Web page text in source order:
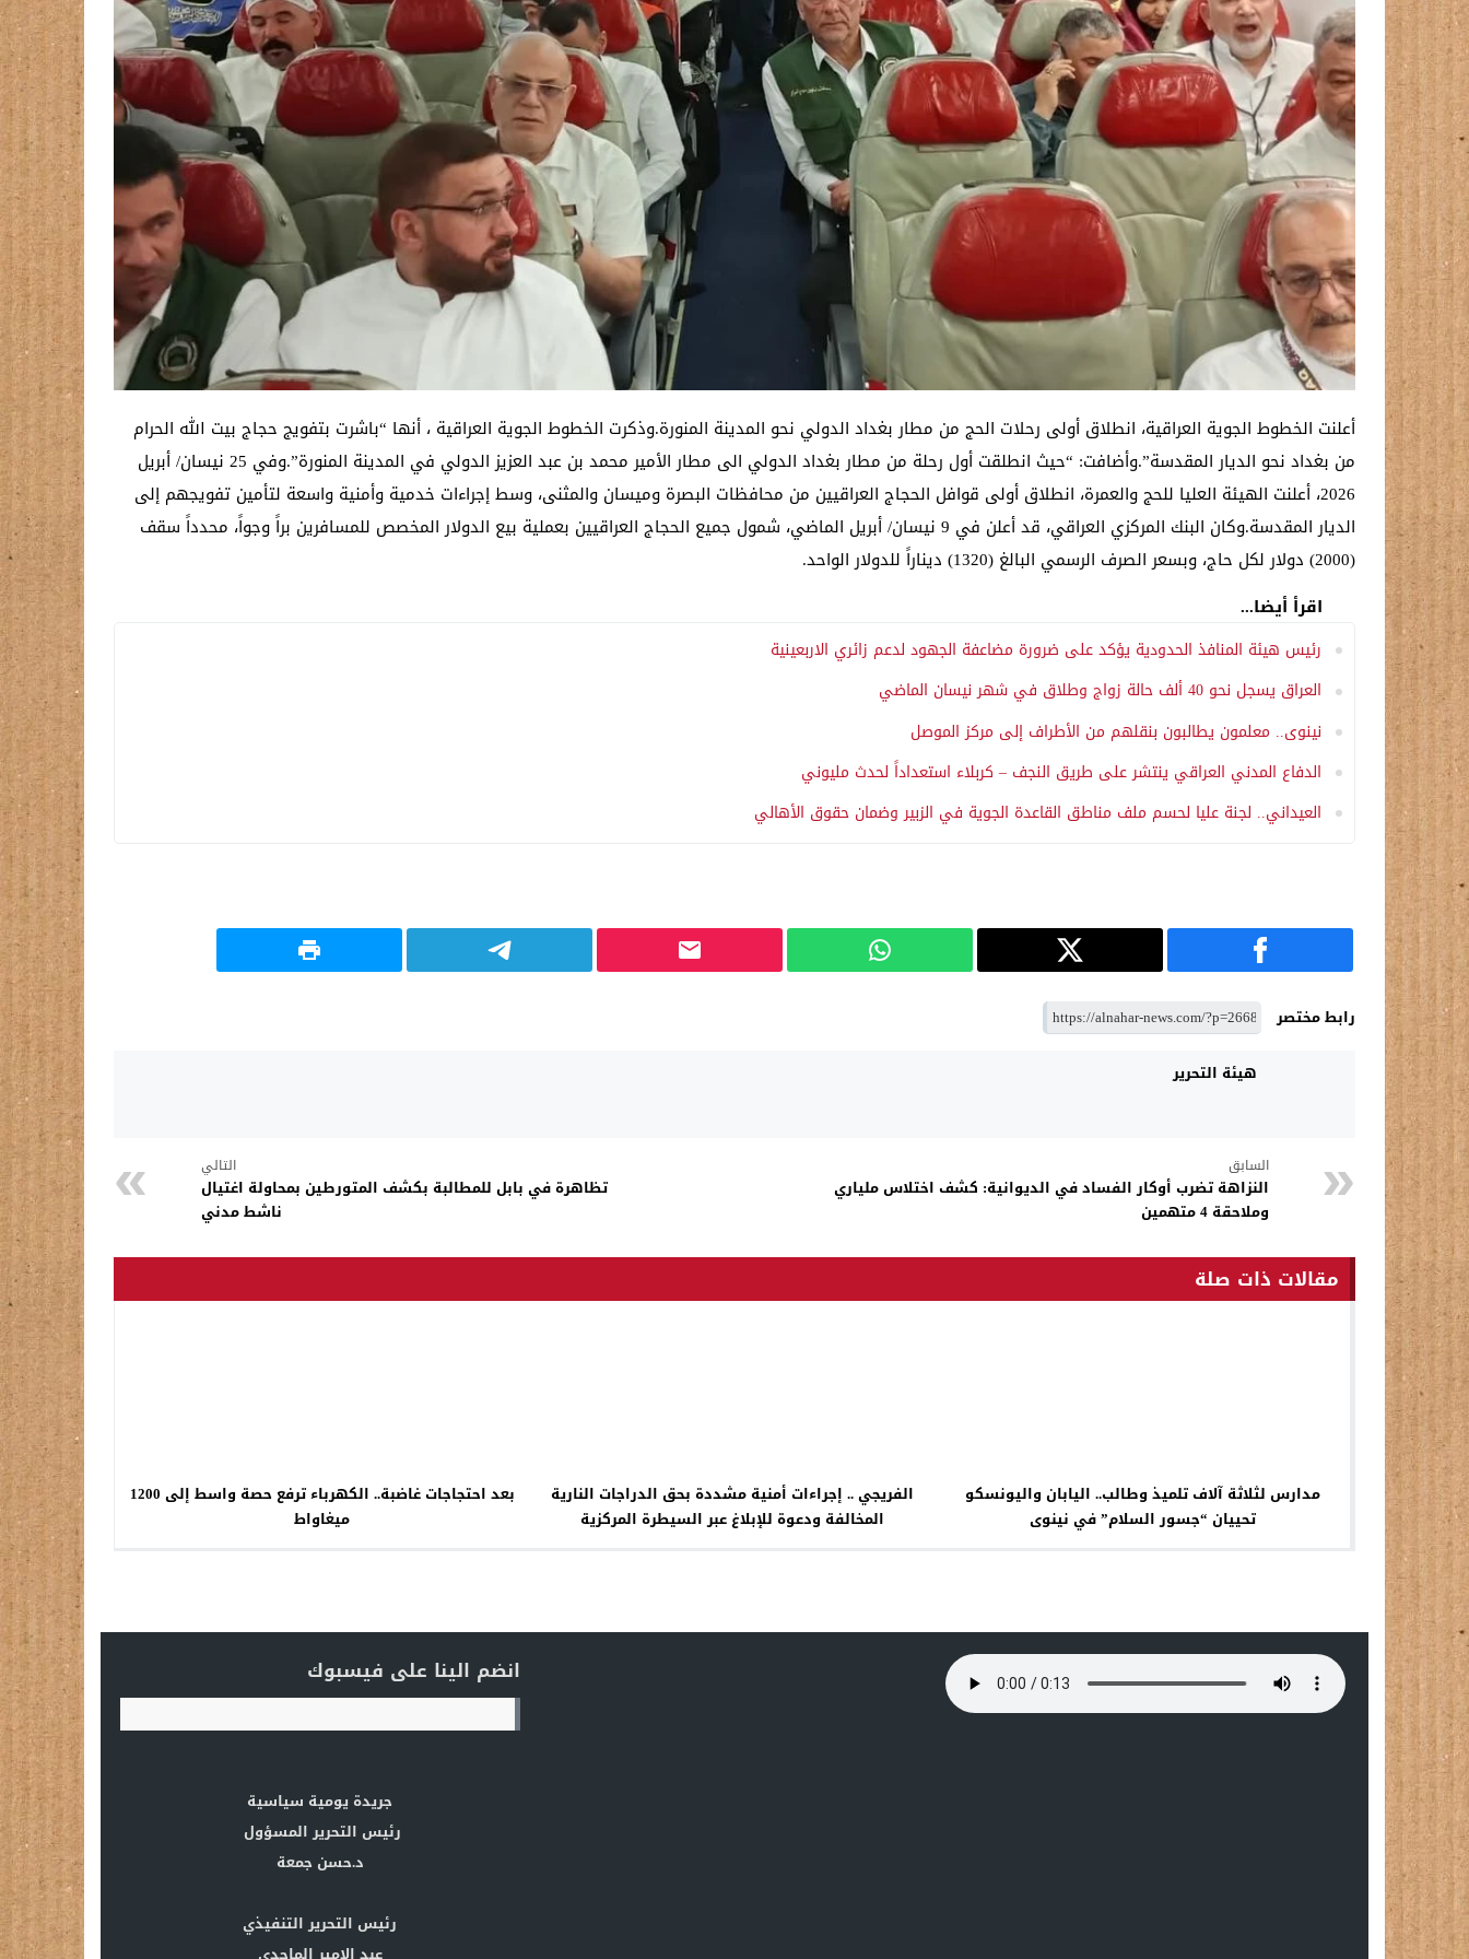
أعلنت الخطوط الجوية العراقية، انطلاق أولى رحلات الحج من مطار بغداد الدولي نحو المدينة المنورة.وذكرت الخطوط الجوية العراقية ، أنها “باشرت بتفويج حجاج بيت الله الحرام
من بغداد نحو الديار المقدسة”.وأضافت: “حيث انطلقت أول رحلة من مطار بغداد الدولي الى مطار الأمير محمد بن عبد العزيز الدولي في المدينة المنورة”.وفي 25 نيسان/ أبريل
2026، أعلنت الهيئة العليا للحج والعمرة، انطلاق أولى قوافل الحجاج العراقيين من محافظات البصرة وميسان والمثنى، وسط إجراءات خدمية وأمنية واسعة لتأمين تفويجهم إلى
الديار المقدسة.وكان البنك المركزي العراقي، قد أعلن في 9 نيسان/ أبريل الماضي، شمول جميع الحجاج العراقيين بعملية بيع الدولار المخصص للمسافرين براً وجواً، محدداً سقف
(2000) دولار لكل حاج، وبسعر الصرف الرسمي البالغ (1320) ديناراً للدولار الواحد.
اقرأ أيضا...
رئيس هيئة المنافذ الحدودية يؤكد على ضرورة مضاعفة الجهود لدعم زائري الاربعينية
العراق يسجل نحو 40 ألف حالة زواج وطلاق في شهر نيسان الماضي
نينوى.. معلمون يطالبون بنقلهم من الأطراف إلى مركز الموصل
الدفاع المدني العراقي ينتشر على طريق النجف – كربلاء استعداداً لحدث مليوني
العيداني.. لجنة عليا لحسم ملف مناطق القاعدة الجوية في الزبير وضمان حقوق الأهالي
رابط مختصر
هيئة التحرير
السابق
النزاهة تضرب أوكار الفساد في الديوانية: كشف اختلاس ملياري
وملاحقة 4 متهمين
التالي
تظاهرة في بابل للمطالبة بكشف المتورطين بمحاولة اغتيال
ناشط مدني
مقالات ذات صلة
مدارس لثلاثة آلاف تلميذ وطالب.. اليابان واليونسكو
تحييان “جسور السلام” في نينوى
الفريجي .. إجراءات أمنية مشددة بحق الدراجات النارية
المخالفة ودعوة للإبلاغ عبر السيطرة المركزية
بعد احتجاجات غاضبة.. الكهرباء ترفع حصة واسط إلى 1200
ميغاواط
انضم الينا على فيسبوك
جريدة يومية سياسية
رئيس التحرير المسؤول
د.حسن جمعة
رئيس التحرير التنفيذي